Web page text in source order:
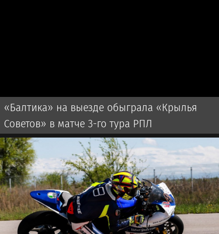
«Балтика» на выезде обыграла «Крылья
Советов» в матче 3-го тура РПЛ